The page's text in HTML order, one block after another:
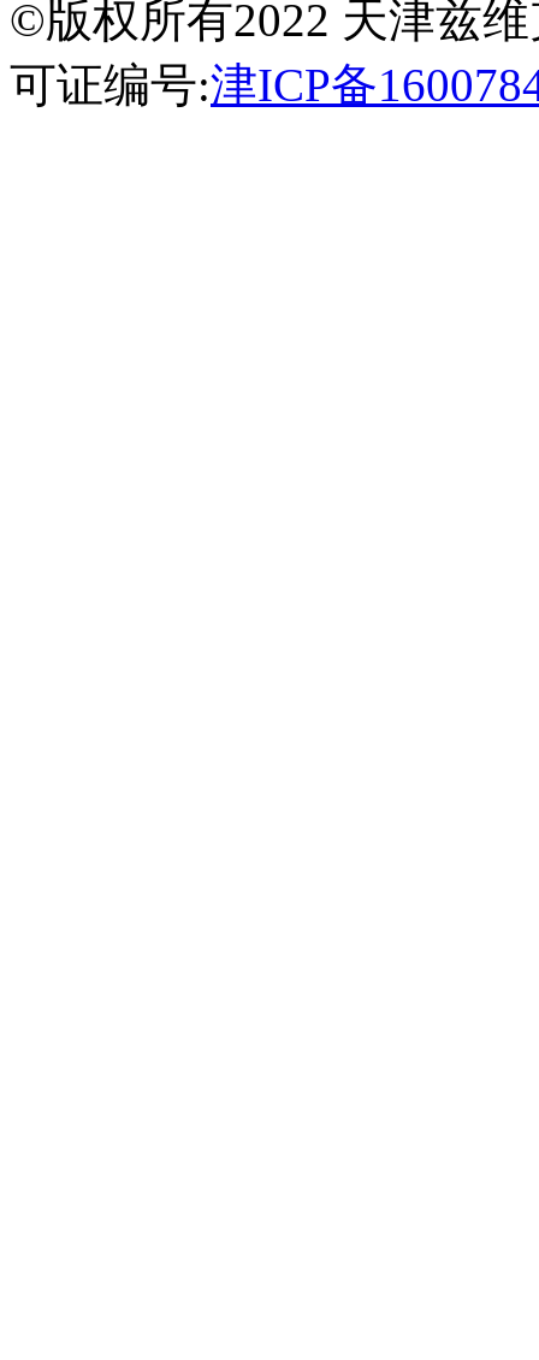
©版权所有2022 天津兹
可证编号:津ICP备